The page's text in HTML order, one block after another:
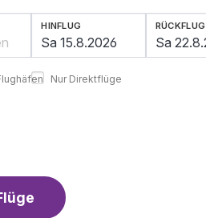
HINFLUG RÜCKFLUG
Nur Direktflüge